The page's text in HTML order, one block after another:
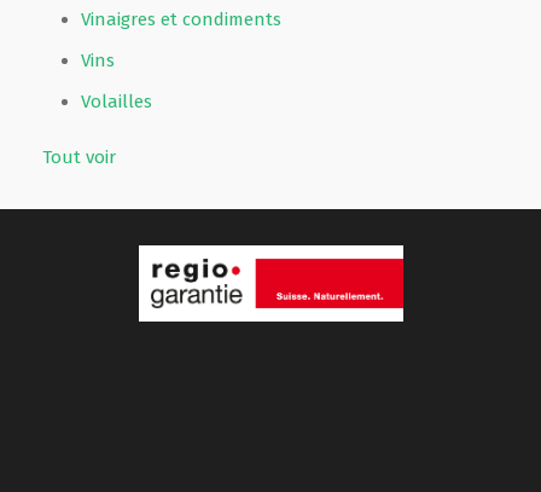
Vinaigres et condiments
Vins
Volailles
Tout voir